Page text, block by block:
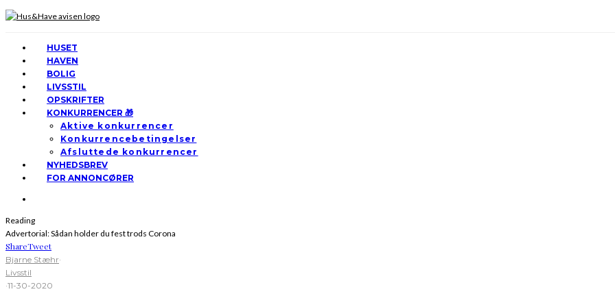
HUSET
HAVEN
BOLIG
LIVSSTIL
OPSKRIFTER
KONKURRENCER 🎁
Aktive konkurrencer
Konkurrencebetingelser
Afsluttede konkurrencer
NYHEDSBREV
FOR ANNONCØRER
Reading
Advertorial: Sådan holder du fest trods Corona
ShareTweet
Bjarne Stæhr·
Livsstil
·11-30-2020